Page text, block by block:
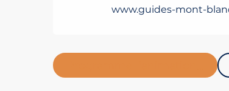
www.guides-mont-